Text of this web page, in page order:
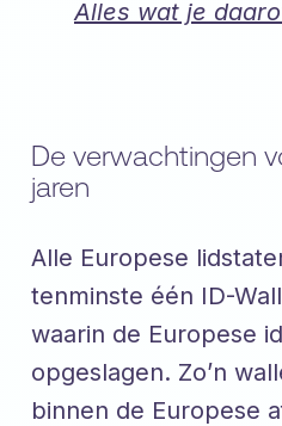
Alles wat je
De verwachtingen
jaren
Alle Europese
tenminste één ID-
waarin de Europese
opgeslagen. Zo’n
binnen de Europese